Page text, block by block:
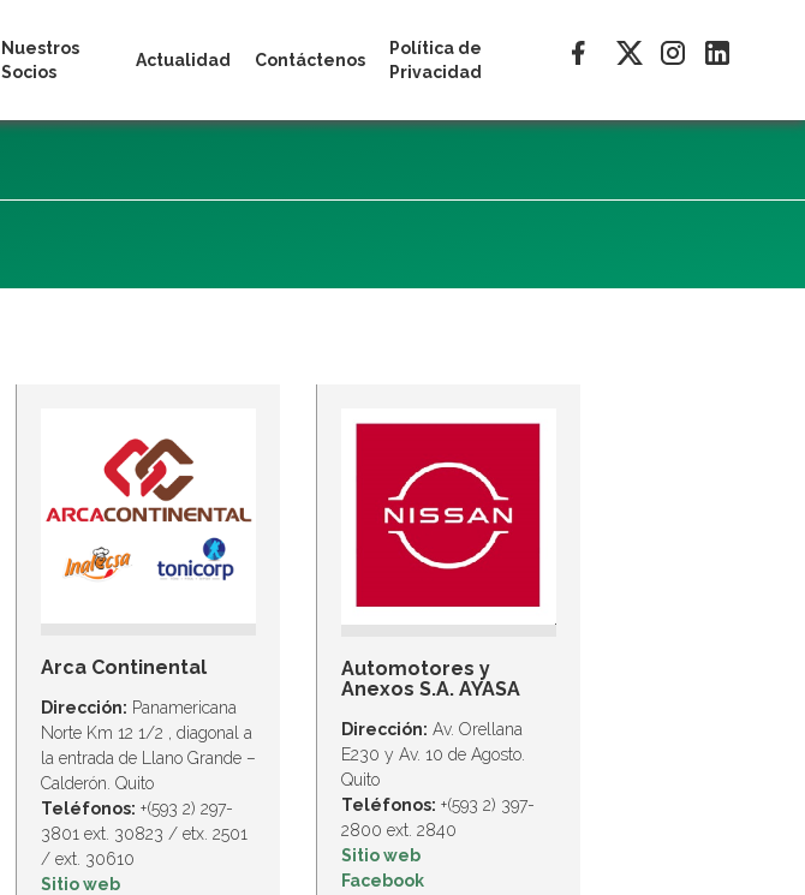
Nuestros
Socios
Actualidad Contáctenos
Política de
Privacidad
Arca Continental
Dirección: Panamericana
Norte Km 12 1/2 , diagonal a
la entrada de Llano Grande –
Calderón. Quito
Teléfonos: +(593 2) 297-
3801 ext. 30823 / etx. 2501
/ ext. 30610
Sitio web
Automotores y
Anexos S.A. AYASA
Dirección: Av. Orellana
E230 y Av. 10 de Agosto.
Quito
Teléfonos: +(593 2) 397-
2800 ext. 2840
Sitio web
Facebook